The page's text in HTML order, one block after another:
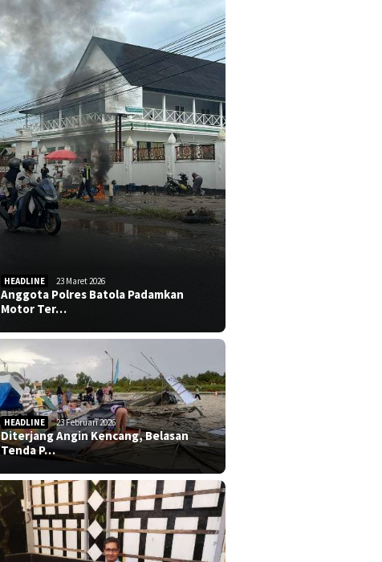
HEADLINE 23 Maret 2026
Anggota Polres Batola Padamkan
Motor Ter…
HEADLINE 23 Februari 2026
Diterjang Angin Kencang, Belasan
Tenda P…